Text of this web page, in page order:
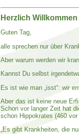
Herzlich
Guten Tag,
alle sprechen nur über
Aber warum werden wir
Kannst Du selbst
Es ist wie man „isst“: wir
Aber das ist keine neue
Schon vor langer Zeit hat
schon Hippokrates (460
„Es gibt Krankheiten, die